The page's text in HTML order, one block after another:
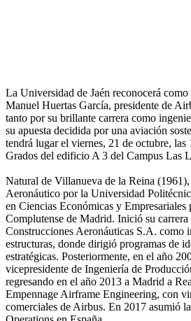
La Universidad de Jaén reconocerá
Manuel Huertas García, presidente de
tanto por su brillante carrera como
su apuesta decidida por una aviación
tendrá lugar el viernes, 21 de octubre, las
Grados del edificio A 3 del Campus Las
Natural de Villanueva de la Reina
Aeronáutico por la Universidad
en Ciencias Económicas y
Complutense de Madrid. Inició su carrera
Construcciones Aeronáuticas S.A. como
estructuras, donde dirigió programas de
estratégicas. Posteriormente, en el año
vicepresidente de Ingeniería de
regresando en el año 2013 a Madrid a
Empennage Airframe Engineering, con
comerciales de Airbus. En 2017 asumió